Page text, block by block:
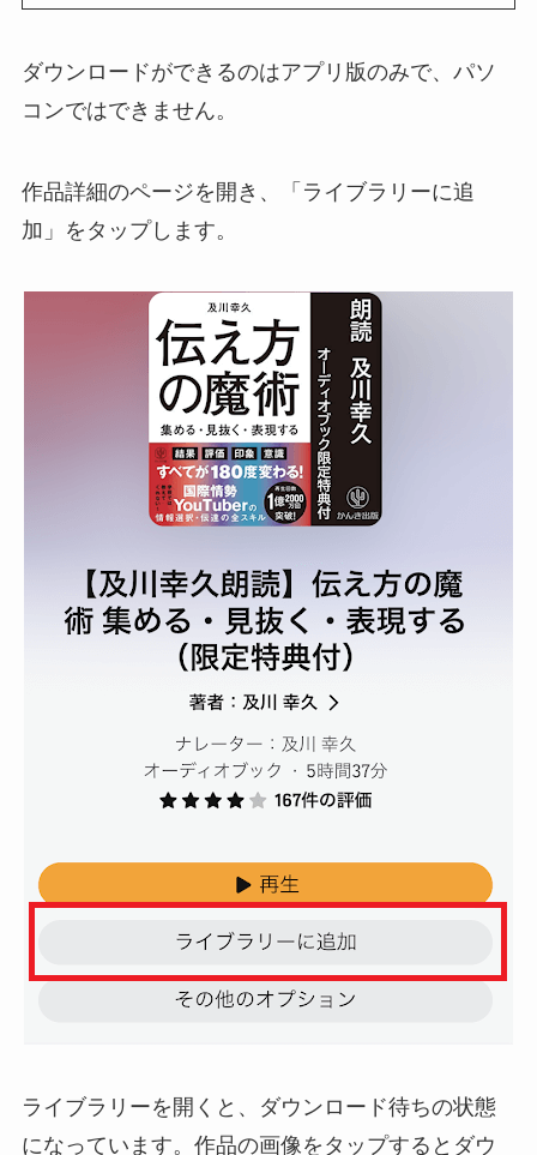
ダウンロードができるのはアプリ版のみで、パソ
コンではできません。
作品詳細のページを開き、「ライブラリーに追
加」をタップします。
ライブラリーを開くと、ダウンロード待ちの状態
になっています。作品の画像をタップするとダウ